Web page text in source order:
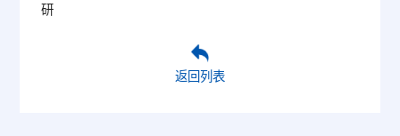
研
返回列表